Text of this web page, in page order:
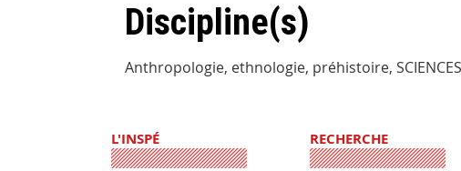
Discipline(s)
Anthropologie, ethnologie, préhistoire, SCIENCES
L'INSPÉ RECHERCHE